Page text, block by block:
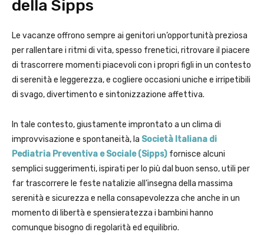
della Sipps
Le vacanze offrono sempre ai genitori un’opportunità preziosa
per rallentare i ritmi di vita, spesso frenetici, ritrovare il piacere
di trascorrere momenti piacevoli con i propri figli in un contesto
di serenità e leggerezza, e cogliere occasioni uniche e irripetibili
di svago, divertimento e sintonizzazione affettiva.
In tale contesto, giustamente improntato a un clima di
improvvisazione e spontaneità, la Società Italiana di
Pediatria Preventiva e Sociale (Sipps) fornisce alcuni
semplici suggerimenti, ispirati per lo più dal buon senso, utili per
far trascorrere le feste natalizie all’insegna della massima
serenità e sicurezza e nella consapevolezza che anche in un
momento di libertà e spensieratezza i bambini hanno
comunque bisogno di regolarità ed equilibrio.